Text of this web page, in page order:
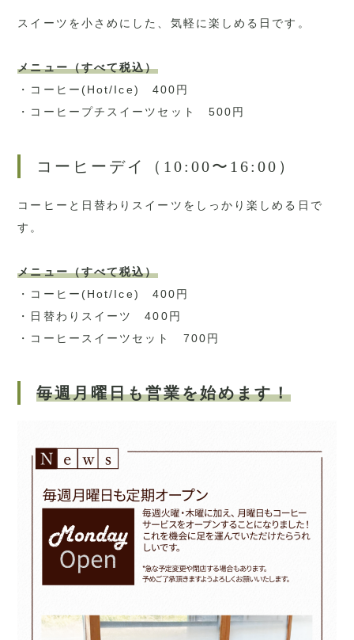
スイーツを小さめにした、気軽に楽しめる日です。
メニュー（すべて税込）
・コーヒー(Hot/Ice) 400円
・コーヒープチスイーツセット 500円
コーヒーデイ（10:00〜16:00）
コーヒーと日替わりスイーツをしっかり楽しめる日で
す。
メニュー（すべて税込）
・コーヒー(Hot/Ice) 400円
・日替わりスイーツ 400円
・コーヒースイーツセット 700円
毎週月曜日も営業を始めます！